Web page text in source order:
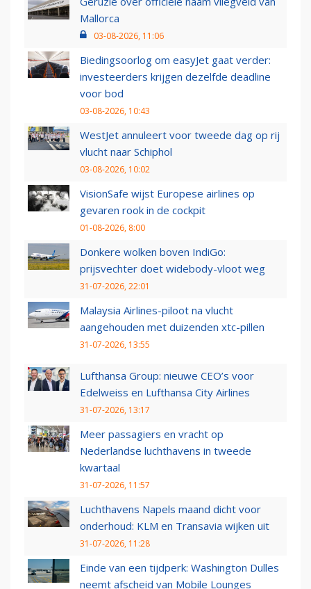
Mallorca
03-08-2026, 11:06
Biedingsoorlog om easyJet gaat verder:
investeerders krijgen dezelfde deadline
voor bod
03-08-2026, 10:43
WestJet annuleert voor tweede dag op rij
vlucht naar Schiphol
03-08-2026, 10:02
VisionSafe wijst Europese airlines op
gevaren rook in de cockpit
01-08-2026, 8:00
Donkere wolken boven IndiGo:
prijsvechter doet widebody-vloot weg
31-07-2026, 22:01
Malaysia Airlines-piloot na vlucht
aangehouden met duizenden xtc-pillen
31-07-2026, 13:55
Lufthansa Group: nieuwe CEO’s voor
Edelweiss en Lufthansa City Airlines
31-07-2026, 13:17
Meer passagiers en vracht op
Nederlandse luchthavens in tweede
kwartaal
31-07-2026, 11:57
Luchthavens Napels maand dicht voor
onderhoud: KLM en Transavia wijken uit
31-07-2026, 11:28
Einde van een tijdperk: Washington Dulles
neemt afscheid van Mobile Lounges